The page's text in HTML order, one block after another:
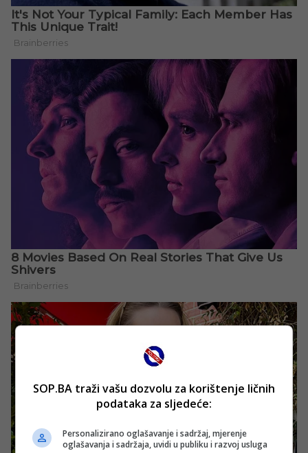
SOP.BA traži vašu dozvolu za korištenje ličnih
podataka za sljedeće:
Personalizirano oglašavanje i sadržaj, mjerenje
oglašavanja i sadržaja, uvidi u publiku i razvoj usluga